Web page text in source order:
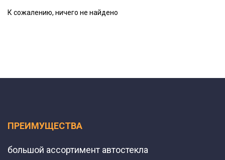
К сожалению, ничего не найдено
ПРЕИМУЩЕСТВА
большой ассортимент автостекла